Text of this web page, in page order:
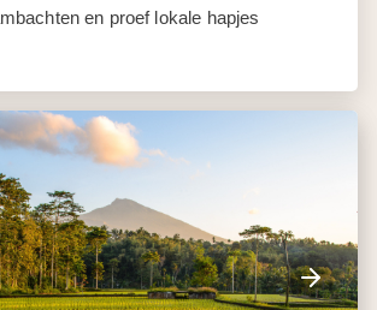
en proef lokale hapjes